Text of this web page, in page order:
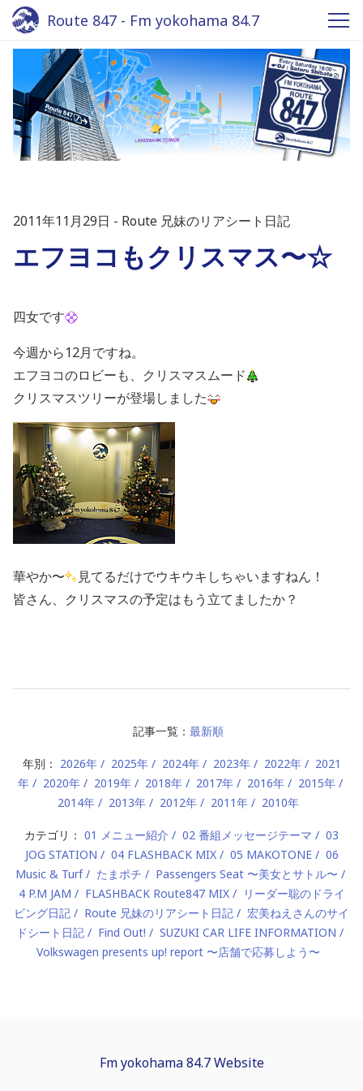
Route 847 - Fm yokohama 84.7
2011年11月29日 Route 兄妹のリアシート日記
エフヨコもクリスマス〜☆
四女です
今週から12月ですね。
エフヨコのロビーも、クリスマスムード
クリスマスツリーが登場しました
華やか〜
見てるだけでウキウキしちゃいますねん！
皆さん、クリスマスの予定はもう立てましたか？
記事一覧： 最新順
年別： 2026年 2025年 2024年 2023年 2022年
2021
年
2020年 2019年 2018年 2017年 2016年
2015年
2014年
2013年 2012年 2011年 2010年
カテゴリ： 01 メニュー紹介 02 番組メッセージテーマ
03
JOG STATION
04 FLASHBACK MIX 05 MAKOTONE
06
Music & Turf
たまポチ
Passengers Seat 〜美女とサトル〜
4 P.M JAM
FLASHBACK Route847 MIX
リーダー聡のドライ
ビング日記
Route 兄妹のリアシート日記
宏美ねえさんのサイ
ドシート日記
Find Out!
SUZUKI CAR LIFE INFORMATION
Volkswagen presents up! report 〜店舗で応募しよう〜
Fm yokohama 84.7 Website